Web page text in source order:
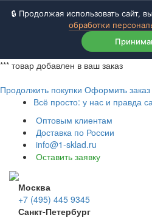
🔒 Продолжая использовать сайт,
обработки
*** товар добавлен в ваш заказ
Продолжить покупки Оформить заказ
Всё просто: у нас и правда
Оптовым клиентам
Доставка по России
info@1-sklad.ru
Оставить заявку
Москва
+7 (495) 445 9345
Санкт-Петербург